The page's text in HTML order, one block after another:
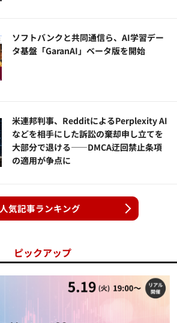
ソフトバンクと共同通信ら、AI学習デー
タ基盤「GaranAI」ベータ版を開始
米連邦判事、RedditによるPerplexity AI
などを相手にした訴訟の棄却申し立てを
大部分で退ける——DMCA迂回禁止条項
の適用が争点に
人気記事ランキング
ピックアップ